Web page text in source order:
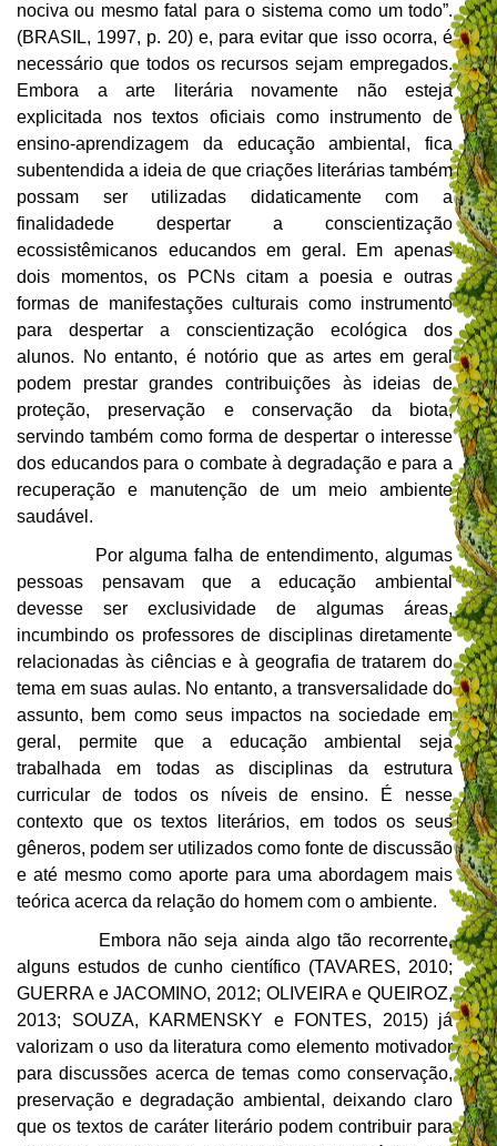
nociva ou mesmo fatal para o sistema como um todo”.
(BRASIL, 1997, p. 20) e, para evitar que isso ocorra, é
necessário que todos os recursos sejam empregados.
Embora a arte literária novamente não esteja
explicitada nos textos oficiais como instrumento de
ensino-aprendizagem da educação ambiental, fica
subentendida a ideia de que criações literárias também
possam ser utilizadas didaticamente com a
finalidadede despertar a conscientização
ecossistêmicanos educandos em geral. Em apenas
dois momentos, os PCNs citam a poesia e outras
formas de manifestações culturais como instrumento
para despertar a conscientização ecológica dos
alunos. No entanto, é notório que as artes em geral
podem prestar grandes contribuições às ideias de
proteção, preservação e conservação da biota,
servindo também como forma de despertar o interesse
dos educandos para o combate à degradação e para a
recuperação e manutenção de um meio ambiente
saudável.
Por alguma falha de entendimento, algumas
pessoas pensavam que a educação ambiental
devesse ser exclusividade de algumas áreas,
incumbindo os professores de disciplinas diretamente
relacionadas às ciências e à geografia de tratarem do
tema em suas aulas. No entanto, a transversalidade do
assunto, bem como seus impactos na sociedade em
geral, permite que a educação ambiental seja
trabalhada em todas as disciplinas da estrutura
curricular de todos os níveis de ensino. É nesse
contexto que os textos literários, em todos os seus
gêneros, podem ser utilizados como fonte de discussão
e até mesmo como aporte para uma abordagem mais
teórica acerca da relação do homem com o ambiente.
Embora não seja ainda algo tão recorrente,
alguns estudos de cunho científico (TAVARES, 2010;
GUERRA e JACOMINO, 2012; OLIVEIRA e QUEIROZ,
2013; SOUZA, KARMENSKY e FONTES, 2015) já
valorizam o uso da literatura como elemento motivador
para discussões acerca de temas como conservação,
preservação e degradação ambiental, deixando claro
que os textos de caráter literário podem contribuir para